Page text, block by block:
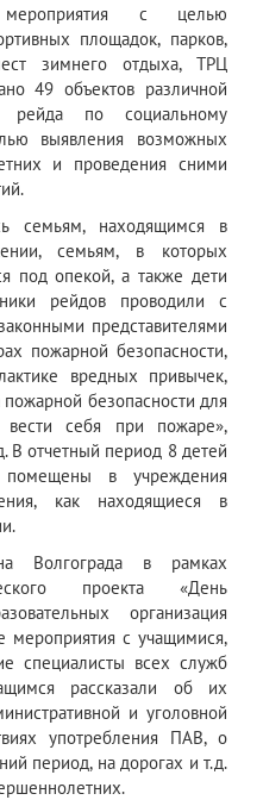
с целью
площадок, парков,
зимнего отдыха, ТРЦ
49 объектов различной
рейда по социальному
выявления возможных
и проведения сними
семьям, находящимся в
семьям, в которых
под опекой, а также дети
рейдов проводили с
представителями
пожарной безопасности,
вредных привычек,
безопасности для
вести себя при пожаре»,
В отчетный период 8 детей
в учреждения
как находящиеся в
Волгограда в рамках
проекта «День
организация
мероприятия с учащимися,
специалисты всех служб
рассказали об их
и уголовной
употребления ПАВ, о
период, на дорогах и т.д.